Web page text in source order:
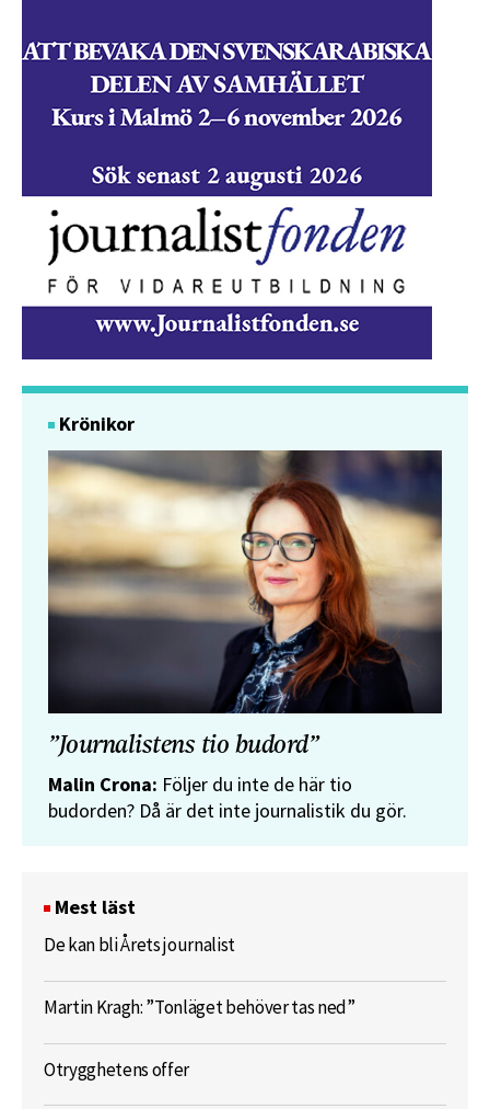
Krönikor
”Journalistens tio budord”
Malin Crona: Följer du inte de här tio
budorden? Då är det inte journalistik du gör.
Mest läst
De kan bli Årets journalist
Martin Kragh: ”Tonläget behöver tas ned”
Otrygghetens offer